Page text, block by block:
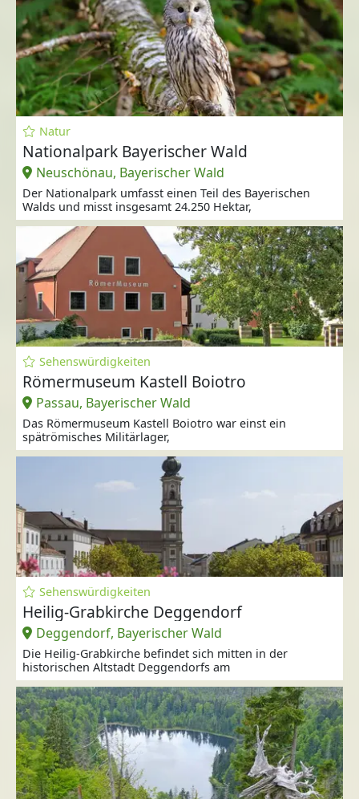
Natur
Nationalpark Bayerischer Wald
Neuschönau, Bayerischer Wald
Der Nationalpark umfasst einen Teil des Bayerischen
Walds und misst insgesamt 24.250 Hektar,
Sehenswürdigkeiten
Römermuseum Kastell Boiotro
Passau, Bayerischer Wald
Das Römermuseum Kastell Boiotro war einst ein
spätrömisches Militärlager,
Sehenswürdigkeiten
Heilig-Grabkirche Deggendorf
Deggendorf, Bayerischer Wald
Die Heilig-Grabkirche befindet sich mitten in der
historischen Altstadt Deggendorfs am